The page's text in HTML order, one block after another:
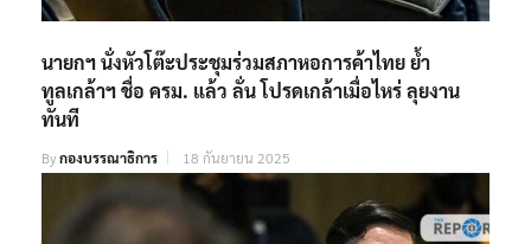
นายกฯ นั่งหัวโต๊ะประชุมร่วมสภาหอการค้าไทย ย้ำ
ทูลเกล้าฯ ชื่อ ครม. แล้ว ลั่น โปรดเกล้าเมื่อไหร่ ลุยงาน
ทันที
Byกองบรรณาธิการ 18 กันยายน 2025